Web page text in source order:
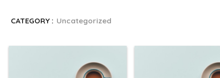
CATEGORY : Uncategorized